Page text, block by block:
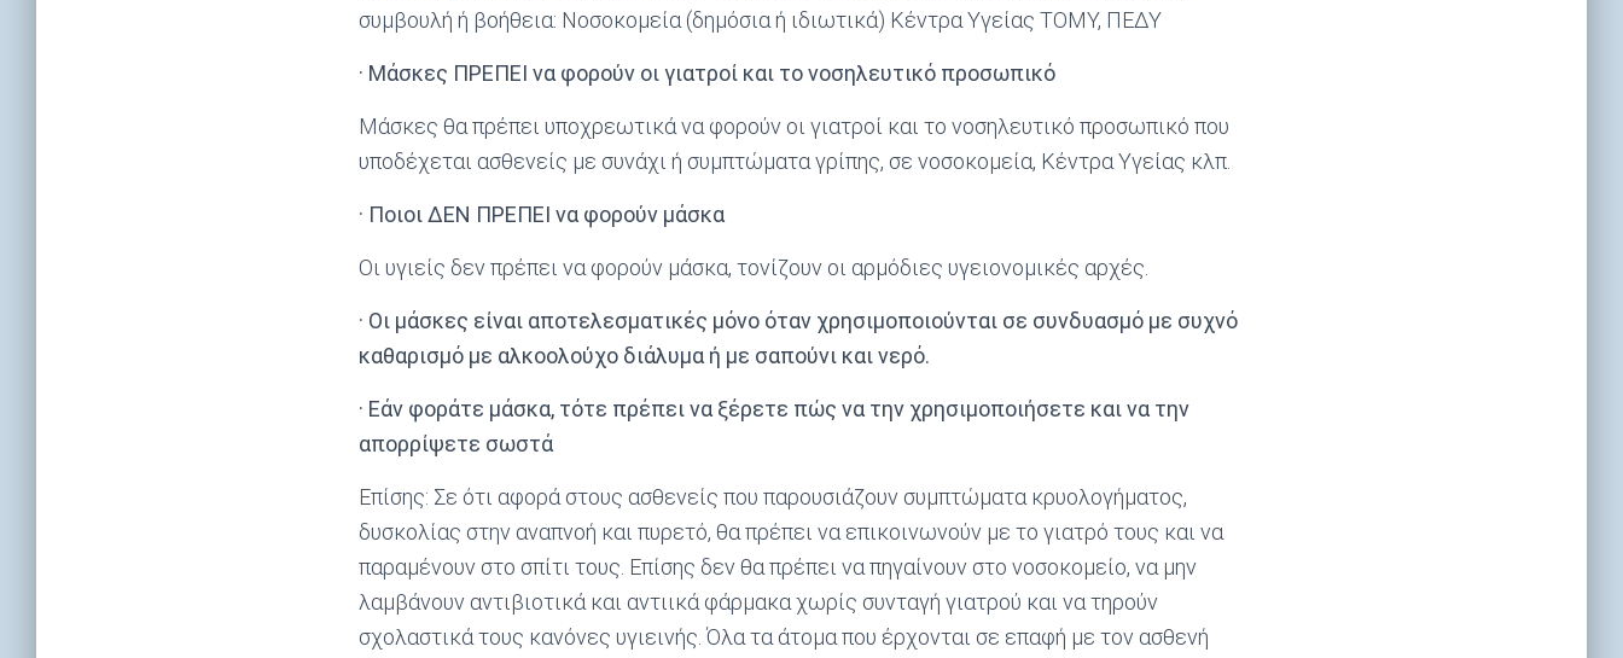
συμβουλή ή βοήθεια: Νοσοκομεία (δημόσια ή ιδιωτικά) Κέντρα Υγείας ΤΟΜΥ, ΠΕΔΥ
· Μάσκες ΠΡΕΠΕΙ να φορούν οι γιατροί και το νοσηλευτικό προσωπικό
Μάσκες θα πρέπει υποχρεωτικά να φορούν οι γιατροί και το νοσηλευτικό προσωπικό που
υποδέχεται ασθενείς με συνάχι ή συμπτώματα γρίπης, σε νοσοκομεία, Κέντρα Υγείας κλπ.
· Ποιοι ΔΕΝ ΠΡΕΠΕΙ να φορούν μάσκα
Οι υγιείς δεν πρέπει να φορούν μάσκα, τονίζουν οι αρμόδιες υγειονομικές αρχές.
· Οι μάσκες είναι αποτελεσματικές μόνο όταν χρησιμοποιούνται σε συνδυασμό με συχνό
καθαρισμό με αλκοολούχο διάλυμα ή με σαπούνι και νερό.
· Εάν φοράτε μάσκα, τότε πρέπει να ξέρετε πώς να την χρησιμοποιήσετε και να την
απορρίψετε σωστά
Επίσης: Σε ότι αφορά στους ασθενείς που παρουσιάζουν συμπτώματα κρυολογήματος,
δυσκολίας στην αναπνοή και πυρετό, θα πρέπει να επικοινωνούν με το γιατρό τους και να
παραμένουν στο σπίτι τους. Επίσης δεν θα πρέπει να πηγαίνουν στο νοσοκομείο, να μην
λαμβάνουν αντιβιοτικά και αντιικά φάρμακα χωρίς συνταγή γιατρού και να τηρούν
σχολαστικά τους κανόνες υγιεινής. Όλα τα άτομα που έρχονται σε επαφή με τον ασθενή